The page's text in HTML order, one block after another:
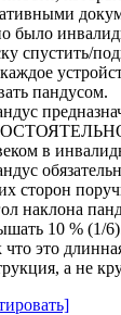
было
спустить/
пандусом.
в
сторон
наклона
10 % (1/
это
а не